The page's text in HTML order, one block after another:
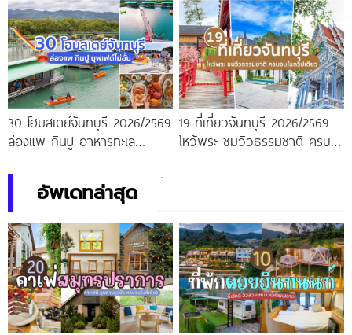
30 โฮมสเตย์จันทบุรี 2026/2569
ล่องแพ กินปู อาหารทะเล
ทอน
19 ที่เที่ยวจันทบุรี 2026/2569
ไหว้พระ ชมวิวธรรมชาติ ครบ
อัพเดทล่าสุด